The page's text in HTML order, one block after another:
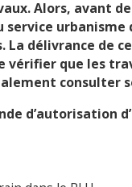
Alors, avant
délivrance de
vérifier que les
consulter
d’autorisation